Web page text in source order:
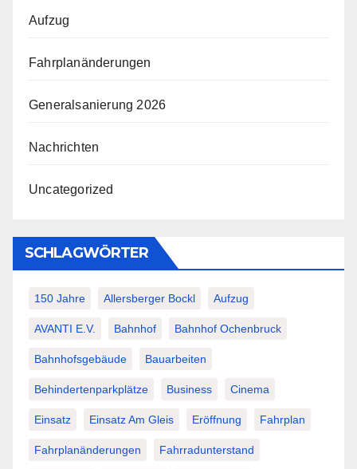
Aufzug
Fahrplanänderungen
Generalsanierung 2026
Nachrichten
Uncategorized
SCHLAGWÖRTER
150 Jahre Allersberger Bockl Aufzug
AVANTI E.V. Bahnhof Bahnhof Ochenbruck
Bahnhofsgebäude Bauarbeiten
Behindertenparkplätze Business Cinema
Einsatz Einsatz Am Gleis Eröffnung Fahrplan
Fahrplanänderungen Fahrradunterstand